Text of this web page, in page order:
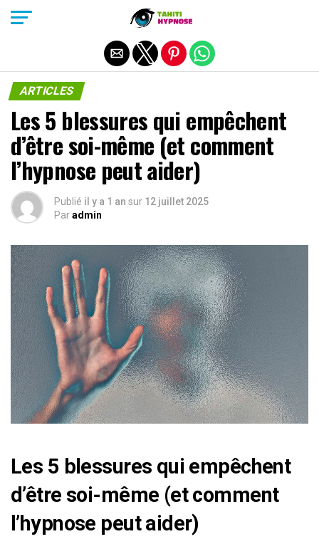
ARTICLES
Les 5 blessures qui empêchent
d’être soi-même (et comment
l’hypnose peut aider)
Publié il y a 1 an sur 12 juillet 2025
Paradmin
Les 5 blessures qui empêchent
d’être soi-même (et comment
l’hypnose peut aider)
Quitter la version mobile